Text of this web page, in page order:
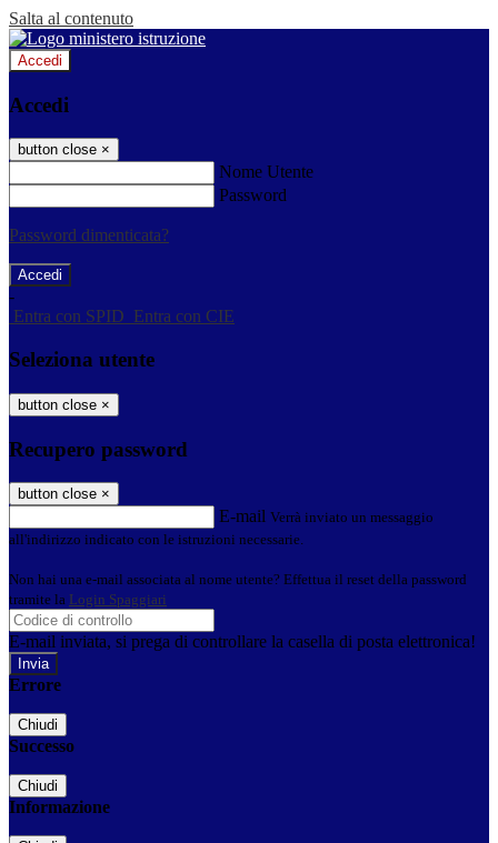
Salta al contenuto
Accedi
Accedi
button close ×
Nome Utente
Password
Password dimenticata?
-
Entra con SPID Entra con CIE
Seleziona utente
button close ×
Recupero password
button close ×
E-mail Verrà inviato un messaggio
all'indirizzo indicato con le istruzioni necessarie.
Non hai una e-mail associata al nome utente? Effettua il reset della password
tramite la Login Spaggiari
E-mail inviata, si prega di controllare la casella di posta elettronica!
Errore
Chiudi
Successo
Chiudi
Informazione